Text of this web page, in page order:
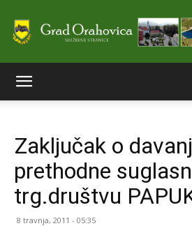
Grada
Zaključak o
prethodne
trg.društvu
8 travnja, 2011 - 05:35